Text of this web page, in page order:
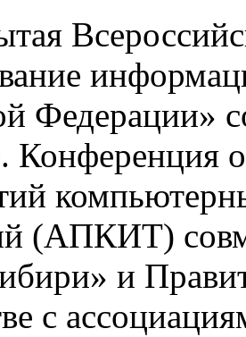
Федерации»
Конференция
(АПКИТ)
и
с